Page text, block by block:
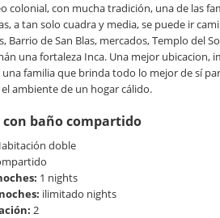
colonial, con mucha tradición, una de las
a tan solo cuadra y media, se puede ir
Barrio de San Blas, mercados, Templo del
una fortaleza Inca. Una mejor ubicacion,
una familia que brinda todo lo mejor de sí
ambiente de un hogar cálido.
baño compartido
doble
1 nights
ilimitado nights
2